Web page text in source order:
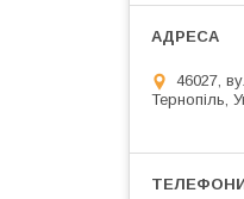
46027,
Тернопіль,